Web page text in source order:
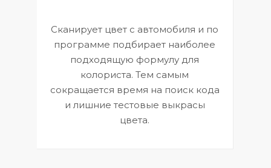
Сканирует цвет с автомобиля и по
программе подбирает наиболее
подходящую формулу для
колориста. Тем самым
сокращается время на поиск кода
и лишние тестовые выкрасы
цвета.